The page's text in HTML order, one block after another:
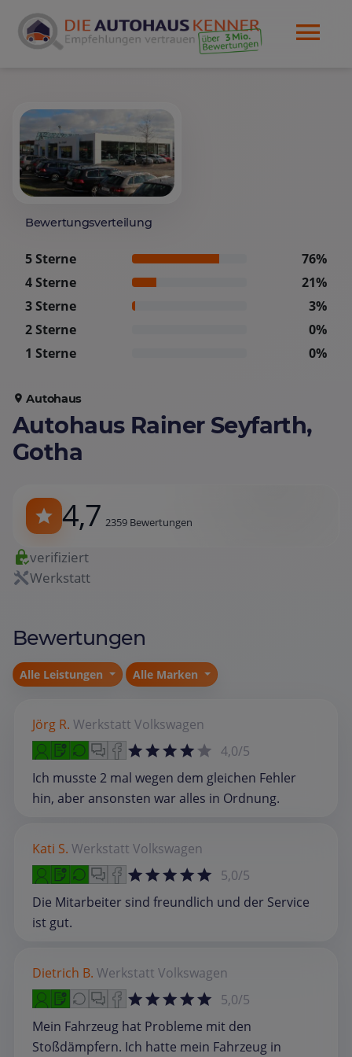
Bewertungsverteilung
5 Sterne
76%
4 Sterne
21%
3 Sterne
3%
2 Sterne
0%
1 Sterne
0%
Autohaus
Autohaus Rainer Seyfarth,
Gotha
4,7 2359 Bewertungen
verifiziert
Werkstatt
Bewertungen
Alle Leistungen Alle Marken
Jörg R. Werkstatt Volkswagen
4,0/5
Ich musste 2 mal wegen dem gleichen Fehler
hin, aber ansonsten war alles in Ordnung.
Kati S. Werkstatt Volkswagen
5,0/5
Die Mitarbeiter sind freundlich und der Service
ist gut.
Dietrich B. Werkstatt Volkswagen
5,0/5
Mein Fahrzeug hat Probleme mit den
Stoßdämpfern. Ich hatte mein Fahrzeug in